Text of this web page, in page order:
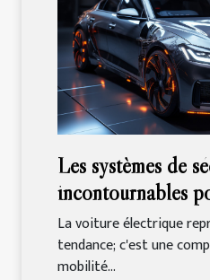
Les systèmes de
incontournables
électrique
La voiture électrique
tendance; c'est une
mobilité...